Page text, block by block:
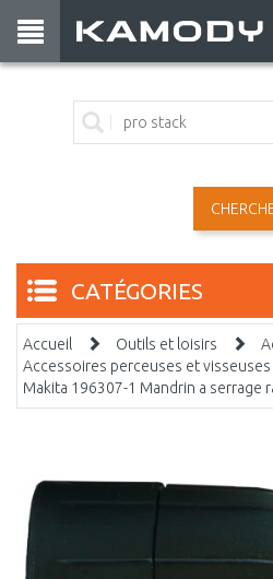
CATÉGORIES
Accueil Outils et loisirs
Accessoires perceuses et visseuses
Makita 196307-1 Mandrin a serrage